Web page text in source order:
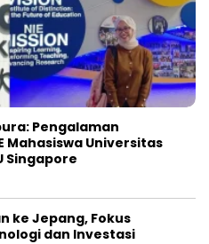
Pengalaman
Mahasiswa Universitas
Singapore
ke Jepang, Fokus
dan Investasi